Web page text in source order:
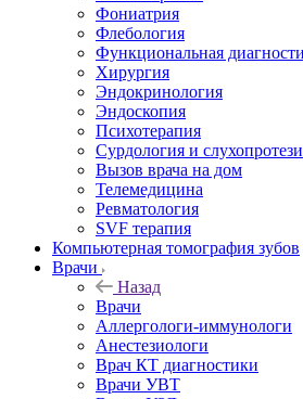
Фониатрия
Флебология
Функциональная
Хирургия
Эндокринология
Эндоскопия
Психотерапия
Сурдология и
Вызов врача на дом
Телемедицина
Ревматология
SVF терапия
Компьютерная томография зубов
Врачи
Назад
Врачи
Аллергологи-иммунологи
Анестезиологи
Врач КТ диагностики
Врачи УВТ